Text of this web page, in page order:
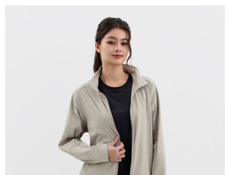
每筆NT$130，滿NT$1,000(含以上)免運費